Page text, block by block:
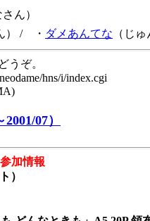
ん）
/ ・ ダメあんてな （じ
うぞ。
hns/i/index.cgi
07）
加情報
）